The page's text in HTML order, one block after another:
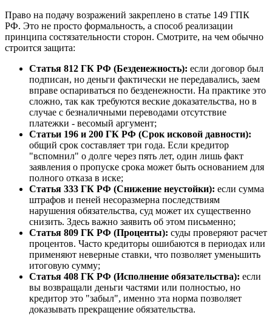
Право на подачу возражений закреплено в статье 149 ГПК
РФ. Это не просто формальность, а способ реализации
принципа состязательности сторон. Смотрите, на чем обычно
строится защита:
Статья 812 ГК РФ (Безденежность): если договор был
подписан, но деньги фактически не передавались, заем
вправе оспариваться по безденежности. На практике это
сложно, так как требуются веские доказательства, но в
случае с безналичными переводами отсутствие
платежки - весомый аргумент;
Статьи 196 и 200 ГК РФ (Срок исковой давности):
общий срок составляет три года. Если кредитор
"вспомнил" о долге через пять лет, один лишь факт
заявления о пропуске срока может быть основанием для
полного отказа в иске;
Статья 333 ГК РФ (Снижение неустойки): если сумма
штрафов и пеней несоразмерна последствиям
нарушения обязательства, суд может их существенно
снизить. Здесь важно заявить об этом письменно;
Статья 809 ГК РФ (Проценты): суды проверяют расчет
процентов. Часто кредиторы ошибаются в периодах или
применяют неверные ставки, что позволяет уменьшить
итоговую сумму;
Статья 408 ГК РФ (Исполнение обязательства): если
вы возвращали деньги частями или полностью, но
кредитор это "забыл", именно эта норма позволяет
доказывать прекращение обязательства.